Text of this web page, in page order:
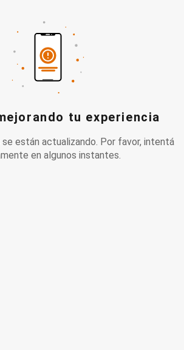
tu experiencia
están actualizando. Por favor, intentá
en algunos instantes.